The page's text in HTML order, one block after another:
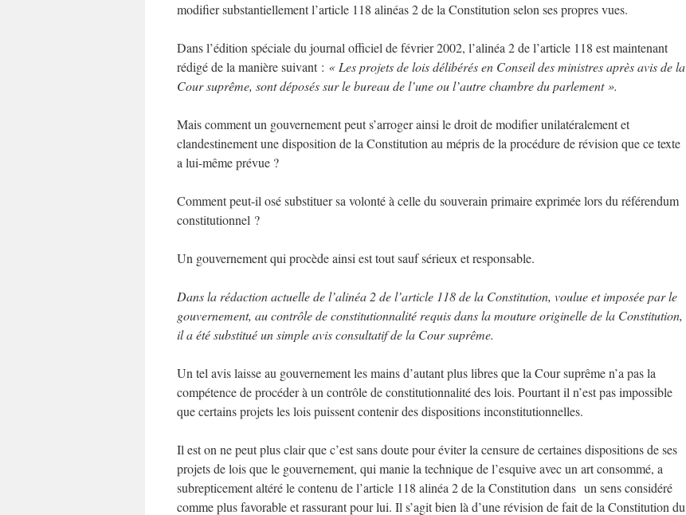
modifier substantiellement l’article 118 alinéas 2 de la Constitution selon ses propres vues.
Dans l’édition spéciale du journal officiel de février 2002, l’alinéa 2 de l’article 118 est maintenant
rédigé de la manière suivant : « Les projets de lois délibérés en Conseil des ministres après avis de la
Cour suprême, sont déposés sur le bureau de l’une ou l’autre chambre du parlement ».
Mais comment un gouvernement peut s’arroger ainsi le droit de modifier unilatéralement et
clandestinement une disposition de la Constitution au mépris de la procédure de révision que ce texte
a lui-même prévue ?
Comment peut-il osé substituer sa volonté à celle du souverain primaire exprimée lors du référendum
constitutionnel ?
Un gouvernement qui procède ainsi est tout sauf sérieux et responsable.
Dans la rédaction actuelle de l’alinéa 2 de l’article 118 de la Constitution, voulue et imposée par le
gouvernement, au contrôle de constitutionnalité requis dans la mouture originelle de la Constitution,
il a été substitué un simple avis consultatif de la Cour suprême.
Un tel avis laisse au gouvernement les mains d’autant plus libres que la Cour suprême n’a pas la
compétence de procéder à un contrôle de constitutionnalité des lois. Pourtant il n’est pas impossible
que certains projets les lois puissent contenir des dispositions inconstitutionnelles.
Il est on ne peut plus clair que c’est sans doute pour éviter la censure de certaines dispositions de ses
projets de lois que le gouvernement, qui manie la technique de l’esquive avec un art consommé, a
subrepticement altéré le contenu de l’article 118 alinéa 2 de la Constitution dans un sens considéré
comme plus favorable et rassurant pour lui. Il s’agit bien là d’une révision de fait de la Constitution du